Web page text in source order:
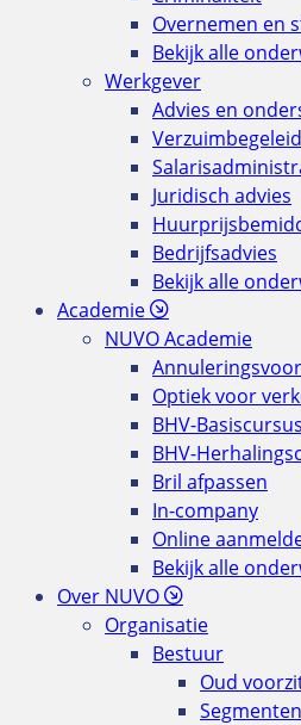
Overnemen en
Bekijk alle
Werkgever
Advies en
Juridisch advies
Bedrijfsadvies
Bekijk alle
Academie
NUVO Academie
Optiek voor
BHV-Basiscursus
BHV-
Bril afpassen
In-company
Online
Bekijk alle
Over NUVO
Organisatie
Bestuur
Oud
Segmenten